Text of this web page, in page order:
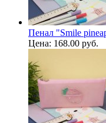
Пенал "Smile
Цена: 168.00 руб.